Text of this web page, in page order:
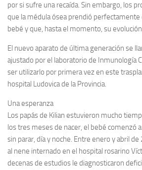
por si sufre una recaída. Sin embargo, los
que la médula ósea prendió perfectamente
bebé y que, hasta el momento, su
El nuevo aparato de última generación se
ajustado por el laboratorio de Inmunología
ser utilizarlo por primera vez en este
hospital Ludovica de la Provincia.
Una esperanza
Los papás de Kilian estuvieron mucho
los tres meses de nacer, el bebé comenzó
sin parar, día y noche. Entre enero y abril
al nene internado en el hospital rosarino
decenas de estudios le diagnosticaron